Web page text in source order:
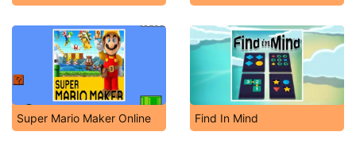
Super Mario Maker Online Find In Mind